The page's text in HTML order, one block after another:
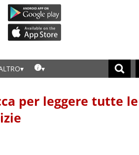
per leggere tutte le